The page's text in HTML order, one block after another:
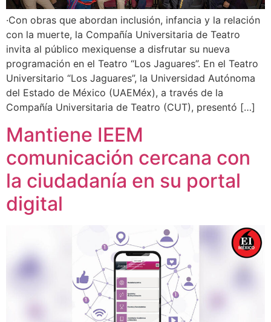
·Con obras que abordan inclusión, infancia y la relación
con la muerte, la Compañía Universitaria de Teatro
invita al público mexiquense a disfrutar su nueva
programación en el Teatro “Los Jaguares”. En el Teatro
Universitario “Los Jaguares”, la Universidad Autónoma
del Estado de México (UAEMéx), a través de la
Compañía Universitaria de Teatro (CUT), presentó […]
Mantiene IEEM
comunicación cercana con
la ciudadanía en su portal
digital